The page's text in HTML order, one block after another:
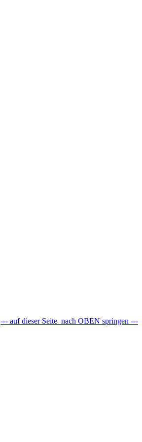
--- auf dieser Seite nach OBEN springen ---